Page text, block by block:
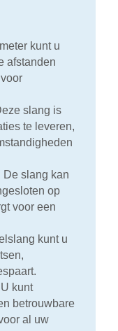
kunt u
afstanden
slang is
te leveren,
De slang kan
op
voor een
kunt u
U kunt
betrouwbare
al uw